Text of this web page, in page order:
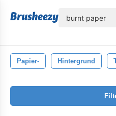
Papier- Hintergrund